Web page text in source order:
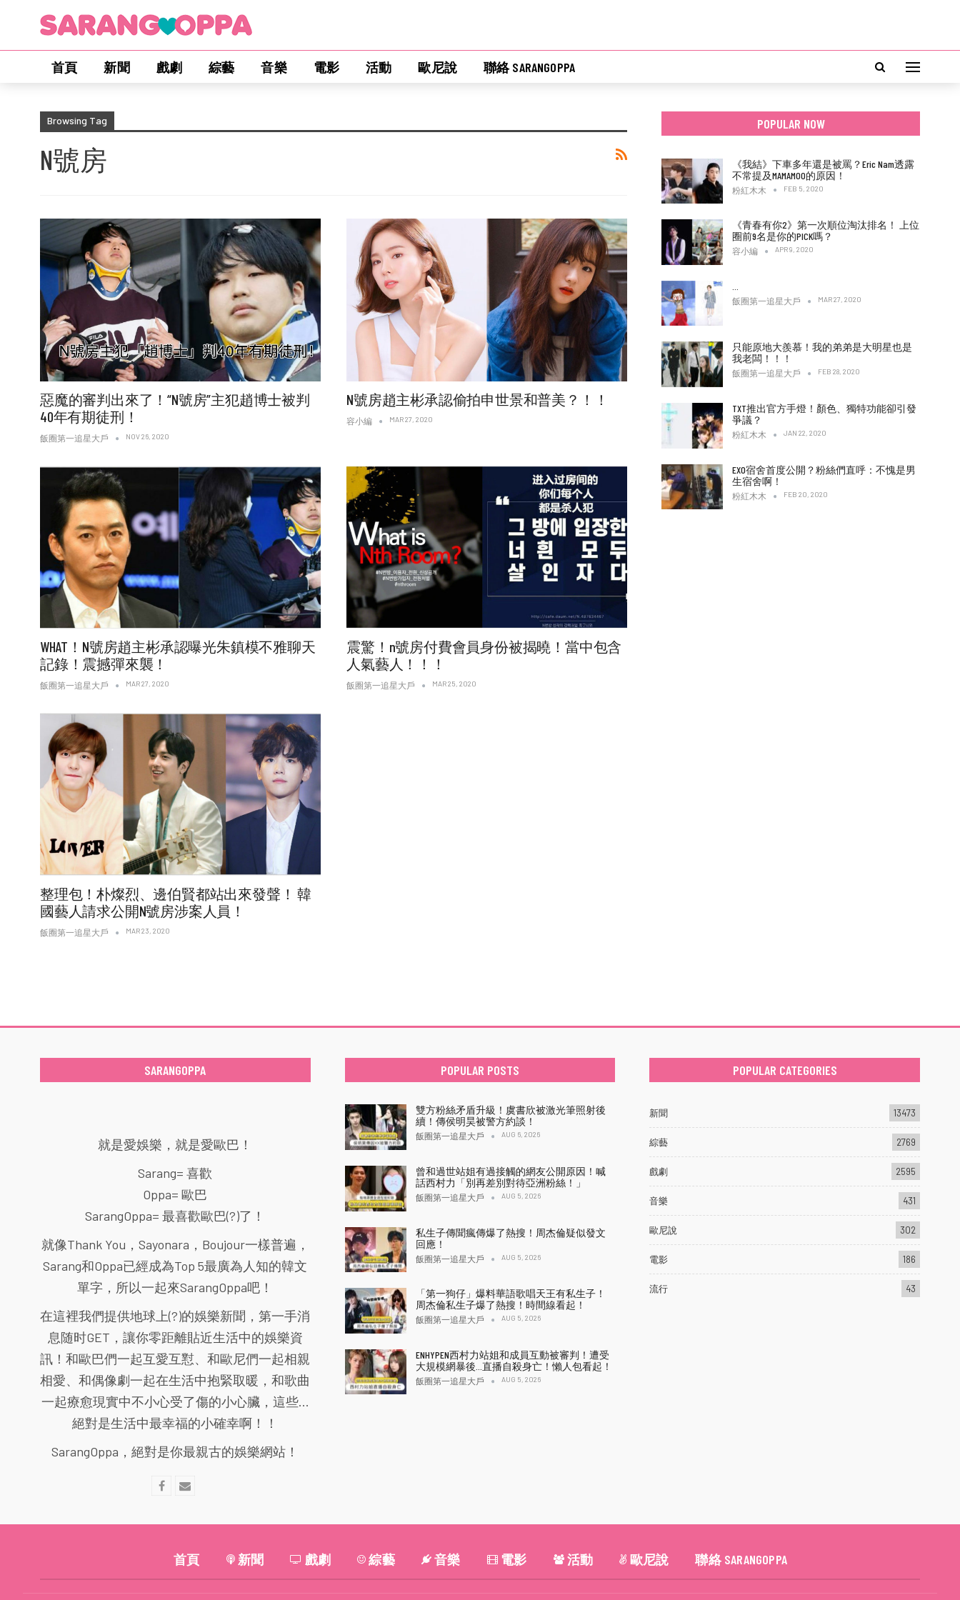
首頁 新聞 戲劇 綜藝 音樂 電影 活動 歐尼說 聯絡 SARANGOPPA
Browsing Tag
N號房
惡魔的審判出來了！“N號房”主犯趙博士被判
40年有期徒刑！
飯圈第一追星大戶 NOV 26, 2020
N號房趙主彬承認偷拍申世景和普美？！！
容小編 MAR 27, 2020
WHAT！N號房趙主彬承認曝光朱鎮模不雅聊天
記錄！震撼彈來襲！
飯圈第一追星大戶 MAR 27, 2020
震驚！n號房付費會員身份被揭曉！當中包含
人氣藝人！！！
飯圈第一追星大戶 MAR 25, 2020
整理包！朴燦烈、邊伯賢都站出來發聲！ 韓
國藝人請求公開N號房涉案人員！
飯圈第一追星大戶 MAR 23, 2020
POPULAR NOW
《我結》下車多年還是被罵？Eric Nam透露
不常提及MAMAMOO的原因！
粉紅木木 FEB 5, 2020
《青春有你2》第一次順位淘汰排名！ 上位
圈前9名是你的PICK嗎？
容小編 APR 9, 2020
飯圈第一追星大戶 MAR 27, 2020
只能原地大羨慕！我的弟弟是大明星也是
我老闆！！！
飯圈第一追星大戶 FEB 28, 2020
TXT推出官方手燈！顏色、獨特功能卻引發
爭議？
粉紅木木 JAN 22, 2020
EXO宿舍首度公開？粉絲們直呼：不愧是男
生宿舍啊！
粉紅木木 FEB 20, 2020
SARANGOPPA
就是愛娛樂，就是愛歐巴！
Sarang= 喜歡
Oppa= 歐巴
SarangOppa= 最喜歡歐巴(?)了！
就像Thank You，Sayonara，Boujour一樣普遍，
Sarang和Oppa已經成為Top 5最廣為人知的韓文
單字，所以一起來SarangOppa吧！
在這裡我們提供地球上(?)的娛樂新聞，第一手消
息随时GET，讓你零距離貼近生活中的娛樂資
訊！和歐巴們一起互愛互懟、和歐尼們一起相親
相愛、和偶像劇一起在生活中抱緊取暖，和歌曲
一起療愈現實中不小心受了傷的小心臟，這些...
絕對是生活中最幸福的小確幸啊！！
SarangOppa，絕對是你最親古的娛樂網站！
POPULAR POSTS
雙方粉絲矛盾升級！虞書欣被激光筆照射後
續！傳侯明昊被警方約談！
飯圈第一追星大戶 AUG 6, 2026
曾和過世站姐有過接觸的網友公開原因！喊
話西村力「別再差別對待亞洲粉絲！」
飯圈第一追星大戶 AUG 5, 2026
私生子傳聞瘋傳爆了熱搜！周杰倫疑似發文
回應！
飯圈第一追星大戶 AUG 5, 2026
「第一狗仔」爆料華語歌唱天王有私生子！
周杰倫私生子爆了熱搜！時間線看起！
飯圈第一追星大戶 AUG 5, 2026
ENHYPEN西村力站姐和成員互動被審判！遭受
大規模網暴後…直播自殺身亡！懶人包看起！
飯圈第一追星大戶 AUG 5, 2026
POPULAR CATEGORIES
新聞 13473
綜藝 2769
戲劇 2595
音樂 431
歐尼說 302
電影 186
流行 43
首頁 新聞 戲劇 綜藝 音樂 電影 活動 歐尼說 聯絡 SARANGOPPA